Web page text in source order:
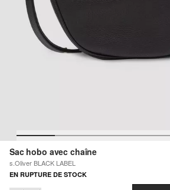
Sac hobo avec chaîne
s.Oliver BLACK LABEL
EN RUPTURE DE STOCK